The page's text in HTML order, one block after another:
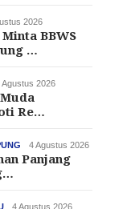
2026
BBWS
…
Agustus 2026
Re…
4 Agustus 2026
Panjang
4 Agustus 2026